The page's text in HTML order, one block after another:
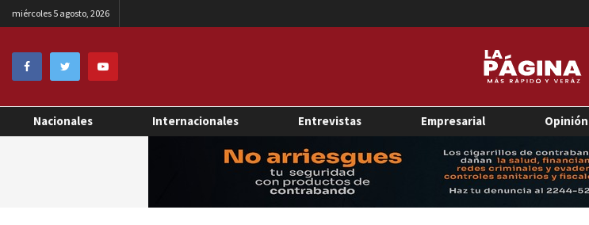
miércoles 5 agosto, 2026
Nacionales Internacionales Entrevistas Empresarial Opinión